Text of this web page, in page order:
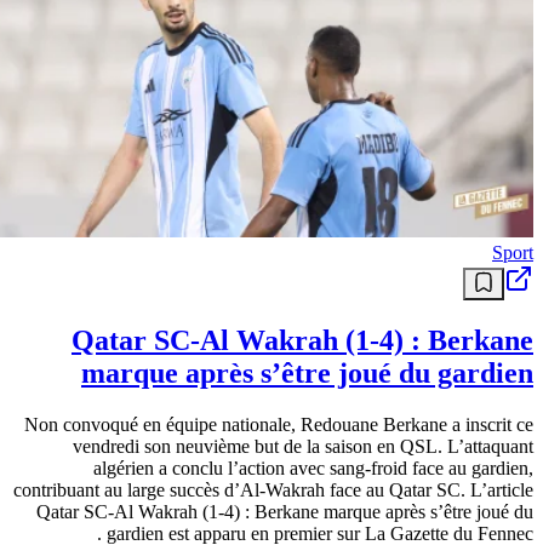
Sport
Qatar SC-Al Wakrah (1-4) : Berkane
marque après s’être joué du gardien
Non convoqué en équipe nationale, Redouane Berkane a inscrit ce
vendredi son neuvième but de la saison en QSL. L’attaquant
algérien a conclu l’action avec sang-froid face au gardien,
contribuant au large succès d’Al-Wakrah face au Qatar SC. L’article
Qatar SC-Al Wakrah (1-4) : Berkane marque après s’être joué du
gardien est apparu en premier sur La Gazette du Fennec .